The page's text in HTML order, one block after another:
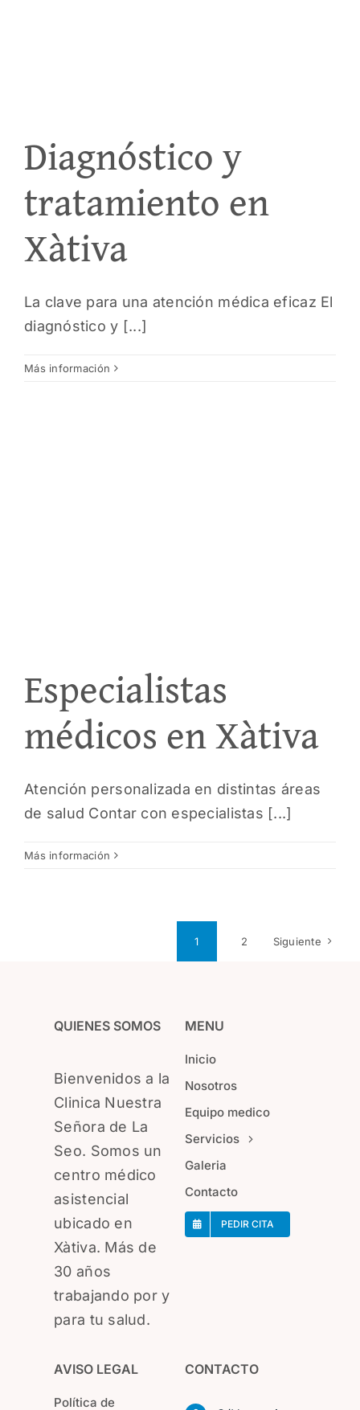
Diagnóstico y
tratamiento en
Xàtiva
La clave para una atención médica eficaz El
diagnóstico y [...]
Más información
Especialistas
médicos en Xàtiva
Atención personalizada en distintas áreas
de salud Contar con especialistas [...]
Más información
1 2 Siguiente
QUIENES SOMOS
Bienvenidos a la
Clinica Nuestra
Señora de La
Seo. Somos un
centro médico
asistencial
ubicado en
Xàtiva. Más de
30 años
trabajando por y
para tu salud.
MENU
Inicio
Nosotros
Equipo medico
Servicios
Galeria
Contacto
PEDIR CITA
AVISO LEGAL
Política de
CONTACTO